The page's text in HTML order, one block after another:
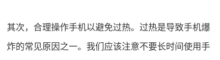
其次，合理操作手机以避免过热。过热是导致手机爆
炸的常见原因之一。我们应该注意不要长时间使用手